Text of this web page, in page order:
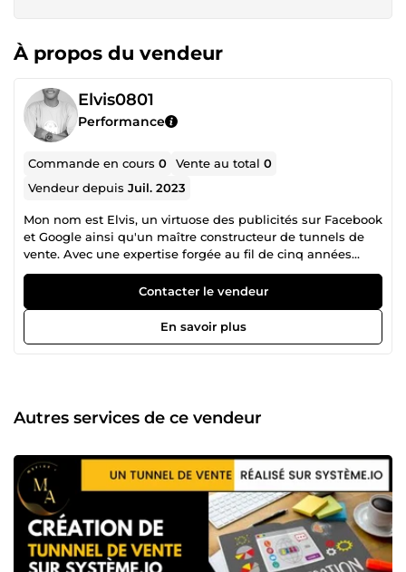
À propos du vendeur
Elvis0801
Performance
Commande en cours0 Vente au total0
Vendeur depuisJuil. 2023
Mon nom est Elvis, un virtuose des publicités sur Facebook
et Google ainsi qu'un maître constructeur de tunnels de
vente. Avec une expertise forgée au fil de cinq années
d'expérience, je me suis érigé en référence incontestée
dans le domaine du marketing digital. Ma passion réside
dans la création de campagnes publicitaires percutantes,
capables de transformer des prospects anonymes en
clients fidèles. Grâce à ma maîtrise des plateformes
investissement optimal. Mais mon talent ne se limite pas
à l'élaboration de publicités convaincantes. Je suis
des parcours clients fluides et efficaces, étape par étape,
afin d'augmenter les conversions et les ventes. Au-delà de
mes compétences techniques, j'ai développé un sens aigu
de l'écoute et de la compréhension des besoins
spécifiques de chaque client. Je m'engage pleinement
dans chaque projet, en offrant des solutions sur mesure,
adaptées à chaque entreprise et à ses objectifs uniques. Si
Contacter le vendeur
En savoir plus
Autres services de ce vendeur